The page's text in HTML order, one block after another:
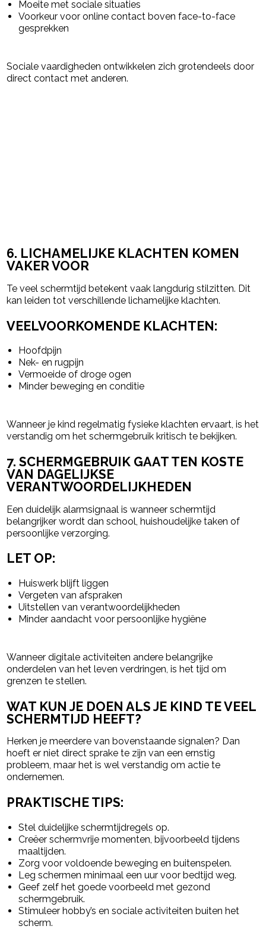
Moeite met sociale situaties
Voorkeur voor online contact boven face-to-face
gesprekken
Sociale vaardigheden ontwikkelen zich grotendeels door
direct contact met anderen.
6. LICHAMELIJKE KLACHTEN KOMEN
VAKER VOOR
Te veel schermtijd betekent vaak langdurig stilzitten. Dit
kan leiden tot verschillende lichamelijke klachten.
VEELVOORKOMENDE KLACHTEN:
Hoofdpijn
Nek- en rugpijn
Vermoeide of droge ogen
Minder beweging en conditie
Wanneer je kind regelmatig fysieke klachten ervaart, is het
verstandig om het schermgebruik kritisch te bekijken.
7. SCHERMGEBRUIK GAAT TEN KOSTE
VAN DAGELIJKSE
VERANTWOORDELIJKHEDEN
Een duidelijk alarmsignaal is wanneer schermtijd
belangrijker wordt dan school, huishoudelijke taken of
persoonlijke verzorging.
LET OP:
Huiswerk blijft liggen
Vergeten van afspraken
Uitstellen van verantwoordelijkheden
Minder aandacht voor persoonlijke hygiëne
Wanneer digitale activiteiten andere belangrijke
onderdelen van het leven verdringen, is het tijd om
grenzen te stellen.
WAT KUN JE DOEN ALS JE KIND TE VEEL
SCHERMTIJD HEEFT?
Herken je meerdere van bovenstaande signalen? Dan
hoeft er niet direct sprake te zijn van een ernstig
probleem, maar het is wel verstandig om actie te
ondernemen.
PRAKTISCHE TIPS:
Stel duidelijke schermtijdregels op.
Creëer schermvrije momenten, bijvoorbeeld tijdens
maaltijden.
Zorg voor voldoende beweging en buitenspelen.
Leg schermen minimaal een uur voor bedtijd weg.
Geef zelf het goede voorbeeld met gezond
schermgebruik.
Stimuleer hobby’s en sociale activiteiten buiten het
scherm.